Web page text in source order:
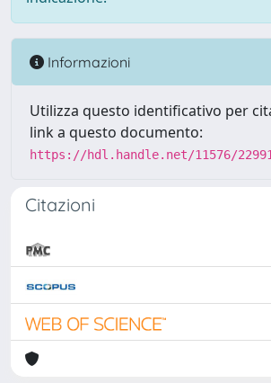
Informazioni
Utilizza questo identificativo per
link a questo documento:
https://hdl.handle.net/11576/
Citazioni